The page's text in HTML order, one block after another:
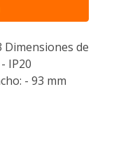
Dimensiones de
IP20
- 93 mm